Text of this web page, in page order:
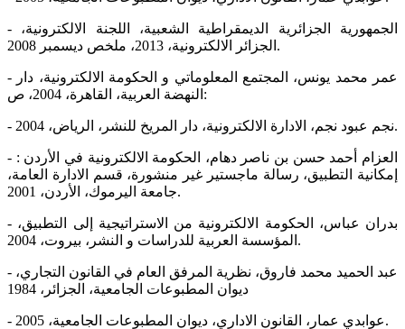
- الجمهورية الجزائرية الديمقراطية الشعبية، اللجنة الالكترونية،
الجزائر الالكترونية، 2013، ملخص ديسمبر 2008.
- عمر محمد يونس، المجتمع المعلوماتي و الحكومة الالكترونية، دار
النهضة العربية، القاهرة، 2004، ص:
- نجم عبود نجم، الادارة الالكترونية، دار المريخ للنشر، الرياض، 2004.
- العزام أحمد حسن بن ناصر دهام، الحكومة الالكترونية في الأردن :
إمكانية التطبيق، رسالة ماجستير غير منشورة، قسم الادارة العامة،
جامعة اليرموك، الأردن، 2001.
- بدران عباس، الحكومة الالكترونية من الاستراتيجية إلى التطبيق،
المؤسسة العربية للدراسات و النشر، بيروت، 2004.
- عبد الحميد محمد فاروق، نظرية المرفق العام في القانون التجاري،
ديوان المطبوعات الجامعية، الجزائر، 1984
- عوابدي عمار، القانون الاداري، ديوان المطبوعات الجامعية، 2005.